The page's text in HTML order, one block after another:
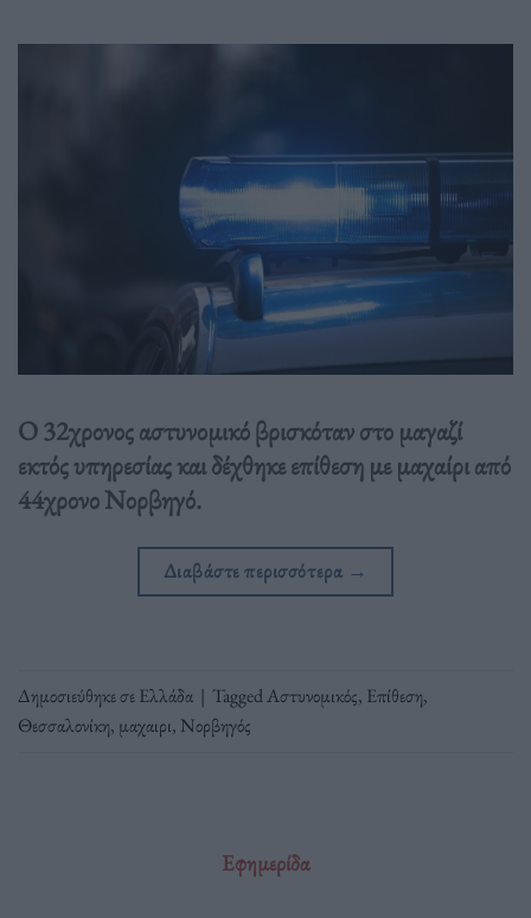
Ο 32χρονος αστυνομικό βρισκόταν στο μαγαζί
εκτός υπηρεσίας και δέχθηκε επίθεση με μαχαίρι από
44χρονο Νορβηγό.
Διαβάστε περισσότερα →
Δημοσιεύθηκε σεΕλλάδα | TaggedΑστυνομικός, Επίθεση,
Θεσσαλονίκη, μαχαιρι, Νορβηγός
Εφημερίδα